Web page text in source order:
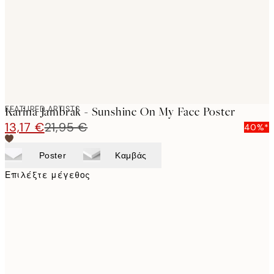
FEATURED ARTISTS
Karina Jambrak - Sunshine On My Face Poster
13,17 €21,95 € 40%*
Poster Καμβάς
Επιλέξτε μέγεθος